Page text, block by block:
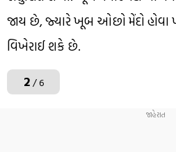
જાય છે, જ્યારે ખૂબ ઓછો મેંદો હોવા
વિખેરાઈ શકે છે.
2/ 6